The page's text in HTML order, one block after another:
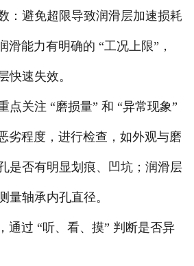
避免超限导致润滑层加速损耗
能力有明确的 “工况上限”，
快速失效。
关注 “磨损量” 和 “异常现象”
程度，进行检查，如外观与磨
是否有明显划痕、凹坑；润滑层
量轴承内孔直径。
过 “听、看、摸” 判断是否异